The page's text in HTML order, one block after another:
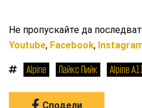
Не пропускайте да
Youtube, Facebook,
Alpine Пайкс Пийк Alpine
Сподели